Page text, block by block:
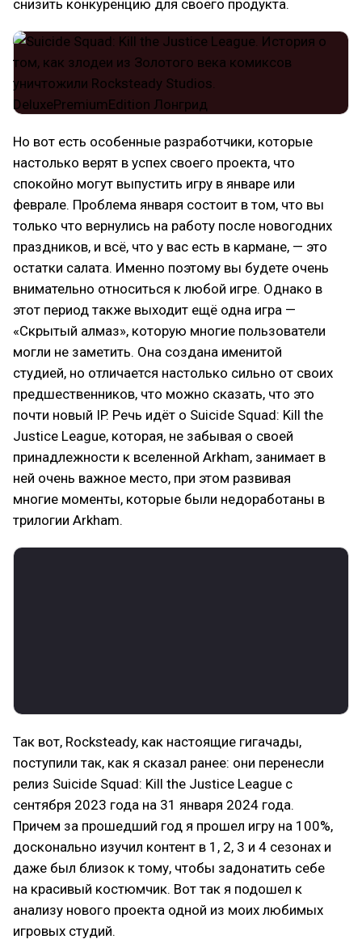
снизить конкуренцию для своего продукта.
Но вот есть особенные разработчики, которые
настолько верят в успех своего проекта, что
спокойно могут выпустить игру в январе или
феврале. Проблема января состоит в том, что вы
только что вернулись на работу после новогодних
праздников, и всё, что у вас есть в кармане, — это
остатки салата. Именно поэтому вы будете очень
внимательно относиться к любой игре. Однако в
этот период также выходит ещё одна игра —
«Скрытый алмаз», которую многие пользователи
могли не заметить. Она создана именитой
студией, но отличается настолько сильно от своих
предшественников, что можно сказать, что это
почти новый IP. Речь идёт о Suicide Squad: Kill the
Justice League, которая, не забывая о своей
принадлежности к вселенной Arkham, занимает в
ней очень важное место, при этом развивая
многие моменты, которые были недоработаны в
трилогии Arkham.
Так вот, Rocksteady, как настоящие гигачады,
поступили так, как я сказал ранее: они перенесли
релиз Suicide Squad: Kill the Justice League с
сентября 2023 года на 31 января 2024 года.
Причем за прошедший год я прошел игру на 100%,
досконально изучил контент в 1, 2, 3 и 4 сезонах и
даже был близок к тому, чтобы задонатить себе
на красивый костюмчик. Вот так я подошел к
анализу нового проекта одной из моих любимых
игровых студий.